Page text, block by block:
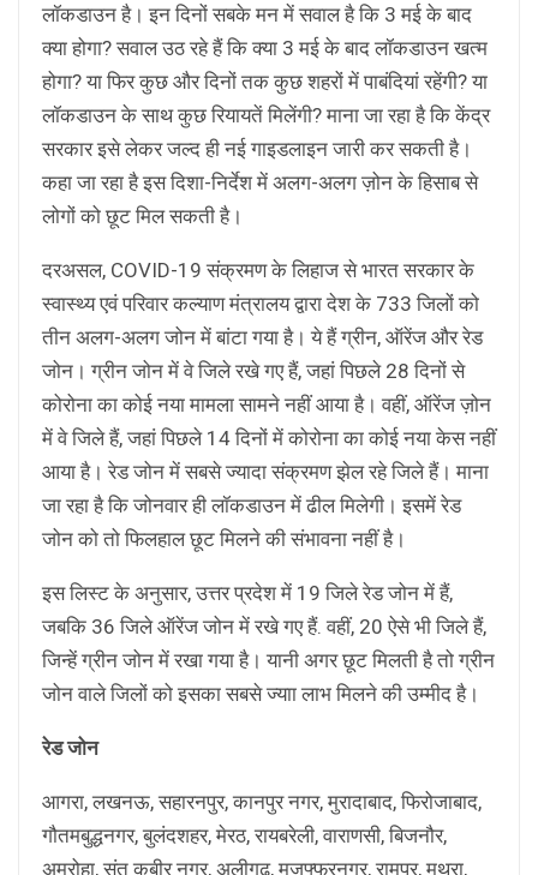
लॉकडाउन है। इन दिनों सबके मन में सवाल है कि 3 मई के बाद
क्या होगा? सवाल उठ रहे हैं कि क्या 3 मई के बाद लॉकडाउन खत्म
होगा? या फिर कुछ और दिनों तक कुछ शहरों में पाबंदियां रहेंगी? या
लॉकडाउन के साथ कुछ रियायतें मिलेंगी? माना जा रहा है कि केंद्र
सरकार इसे लेकर जल्द ही नई गाइडलाइन जारी कर सकती है।
कहा जा रहा है इस दिशा-निर्देश में अलग-अलग ज़ोन के हिसाब से
लोगों को छूट मिल सकती है।
दरअसल, COVID-19 संक्रमण के लिहाज से भारत सरकार के
स्वास्थ्य एवं परिवार कल्याण मंत्रालय द्वारा देश के 733 जिलों को
तीन अलग-अलग जोन में बांटा गया है। ये हैं ग्रीन, ऑरेंज और रेड
जोन। ग्रीन जोन में वे जिले रखे गए हैं, जहां पिछले 28 दिनों से
कोरोना का कोई नया मामला सामने नहीं आया है। वहीं, ऑरेंज ज़ोन
में वे जिले हैं, जहां पिछले 14 दिनों में कोरोना का कोई नया केस नहीं
आया है। रेड जोन में सबसे ज्यादा संक्रमण झेल रहे जिले हैं। माना
जा रहा है कि जोनवार ही लॉकडाउन में ढील मिलेगी। इसमें रेड
जोन को तो फिलहाल छूट मिलने की संभावना नहीं है।
इस लिस्ट के अनुसार, उत्तर प्रदेश में 19 जिले रेड जोन में हैं,
जबकि 36 जिले ऑरेंज जोन में रखे गए हैं. वहीं, 20 ऐसे भी जिले हैं,
जिन्हें ग्रीन जोन में रखा गया है। यानी अगर छूट मिलती है तो ग्रीन
जोन वाले जिलों को इसका सबसे ज्याा लाभ मिलने की उम्मीद है।
रेड जोन
आगरा, लखनऊ, सहारनपुर, कानपुर नगर, मुरादाबाद, फिरोजाबाद,
गौतमबुद्धनगर, बुलंदशहर, मेरठ, रायबरेली, वाराणसी, बिजनौर,
अमरोहा, संत कबीर नगर, अलीगढ़, मुजफ्फरनगर, रामपुर, मथुरा,